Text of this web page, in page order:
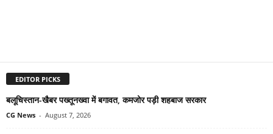
EDITOR PICKS
बलूचिस्तान-खैबर पख्तूनख्वा में बगावत, कमजोर पड़ी शहबाज सरकार
CG News - August 7, 2026